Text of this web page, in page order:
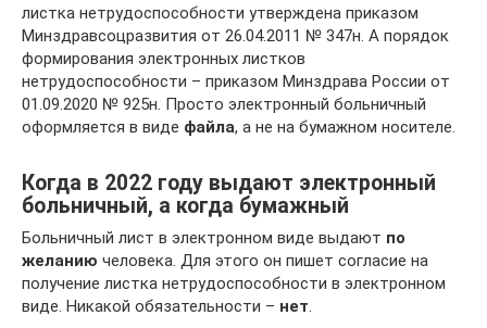
листка нетрудоспособности утверждена приказом
Минздравсоцразвития от 26.04.2011 № 347н. А порядок
формирования электронных листков
нетрудоспособности – приказом Минздрава России от
01.09.2020 № 925н. Просто электронный больничный
оформляется в виде файла, а не на бумажном носителе.
Когда в 2022 году выдают электронный
больничный, а когда бумажный
Больничный лист в электронном виде выдают по
желанию человека. Для этого он пишет согласие на
получение листка нетрудоспособности в электронном
виде. Никакой обязательности – нет.